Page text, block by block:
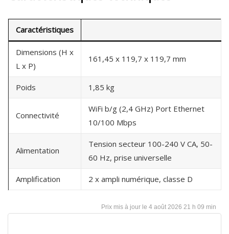
Caractéristiques
Dimensions (H x
L x P)
161,45 x 119,7 x 119,7 mm
Poids 1,85 kg
Connectivité
WiFi b/g (2,4 GHz) Port Ethernet
10/100 Mbps
Alimentation
Tension secteur 100-240 V CA, 50-
60 Hz, prise universelle
Amplification 2 x ampli numérique, classe D
4 août 2026 21 h 09 min